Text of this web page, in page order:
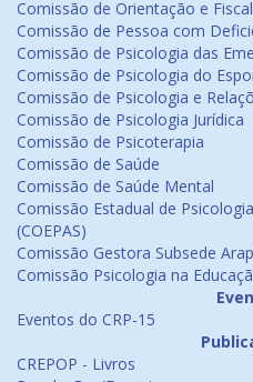
Comissão de Orientação e
Comissão de Pessoa com
Comissão de Psicologia das
Comissão de Psicologia do
Comissão de Psicologia e
Comissão de Psicologia Jurídica
Comissão de Psicoterapia
Comissão de Saúde
Comissão de Saúde Mental
Comissão Estadual de
(COEPAS)
Comissão Gestora Subsede
Comissão Psicologia na
Eventos do CRP-15
CREPOP - Livros